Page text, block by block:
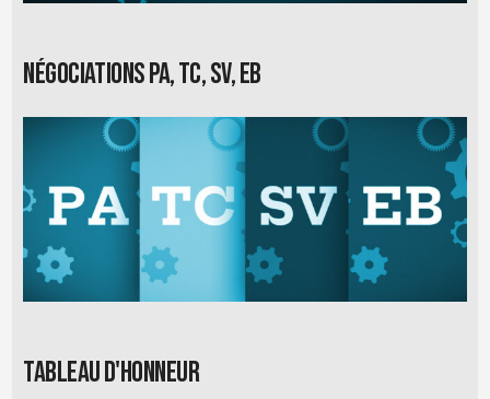
Négociations PA, TC, SV, EB
Tableau d'honneur